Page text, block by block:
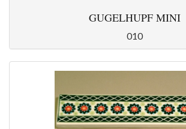
GUGELHUPF MINI
010